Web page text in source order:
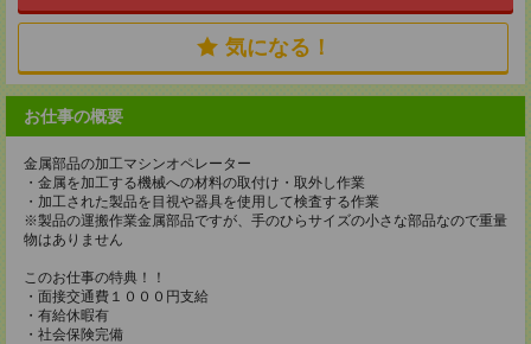
気になる！
お仕事の概要
金属部品の加工マシンオペレーター
・金属を加工する機械への材料の取付け・取外し作業
・加工された製品を目視や器具を使用して検査する作業
※製品の運搬作業金属部品ですが、手のひらサイズの小さな部品なので重量
物はありません
このお仕事の特典！！
・面接交通費１０００円支給
・有給休暇有
・社会保険完備